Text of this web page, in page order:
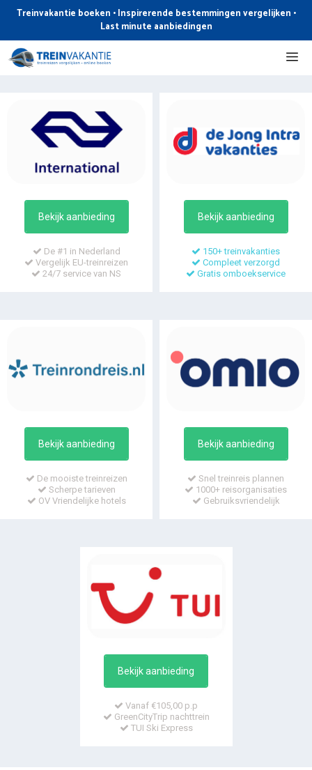
de
inhoud
Treinvakantie boeken • Inspirerende bestemmingen vergelijken •
Last minute aanbiedingen
Bekijk aanbieding
De #1 in Nederland
Vergelijk EU-treinreizen
24/7 service van NS
Bekijk aanbieding
150+ treinvakanties
Compleet verzorgd
Gratis omboekservice
Bekijk aanbieding
De mooiste treinreizen
Scherpe tarieven
OV Vriendelijke hotels
Bekijk aanbieding
Snel treinreis plannen
1000+ reisorganisaties
Gebruiksvriendelijk
Bekijk aanbieding
Vanaf €105,00 p.p
GreenCityTrip nachttrein
TUI Ski Express